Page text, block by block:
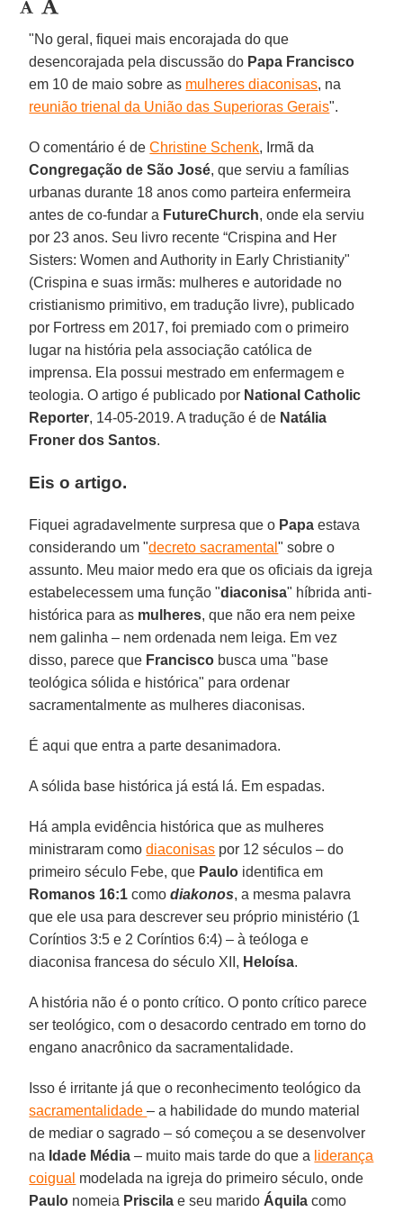
"No geral, fiquei mais encorajada do que
desencorajada pela discussão do Papa Francisco
em 10 de maio sobre as mulheres diaconisas, na
reunião trienal da União das Superioras Gerais".
O comentário é deChristine Schenk, Irmã da
Congregação de São José, que serviu a famílias
urbanas durante 18 anos como parteira enfermeira
antes de co-fundar a FutureChurch, onde ela serviu
por 23 anos. Seu livro recente “Crispina and Her
Sisters: Women and Authority in Early Christianity"
(Crispina e suas irmãs: mulheres e autoridade no
cristianismo primitivo, em tradução livre), publicado
por Fortress em 2017, foi premiado com o primeiro
lugar na história pela associação católica de
imprensa. Ela possui mestrado em enfermagem e
teologia. O artigo é publicado por National Catholic
Reporter, 14-05-2019. A tradução é de Natália
Froner dos Santos.
Eis o artigo.
Fiquei agradavelmente surpresa que o Papa estava
considerando um "decreto sacramental" sobre o
assunto. Meu maior medo era que os oficiais da igreja
estabelecessem uma função "diaconisa" híbrida anti-
histórica para as mulheres, que não era nem peixe
nem galinha – nem ordenada nem leiga. Em vez
disso, parece que Francisco busca uma "base
teológica sólida e histórica" para ordenar
sacramentalmente as mulheres diaconisas.
É aqui que entra a parte desanimadora.
A sólida base histórica já está lá. Em espadas.
Há ampla evidência histórica que as mulheres
ministraram comodiaconisas por 12 séculos – do
primeiro século Febe, que Paulo identifica em
Romanos 16:1 comodiakonos, a mesma palavra
que ele usa para descrever seu próprio ministério (1
Coríntios 3:5 e 2 Coríntios 6:4) – à teóloga e
diaconisa francesa do século XII, Heloísa.
A história não é o ponto crítico. O ponto crítico parece
ser teológico, com o desacordo centrado em torno do
engano anacrônico da sacramentalidade.
Isso é irritante já que o reconhecimento teológico da
sacramentalidade– a habilidade do mundo material
de mediar o sagrado – só começou a se desenvolver
na Idade Média – muito mais tarde do que a liderança
coigual modelada na igreja do primeiro século, onde
Paulo nomeia Priscila e seu marido Áquila como